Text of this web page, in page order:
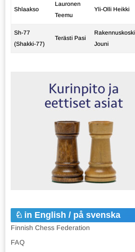
Shlaakso
Lauronen
Teemu
Yli-Olli Heikki
Sh-77
(Shakki-77)
Terästi Pasi
Rakennuskoski
Jouni
in English / på svenska
Finnish Chess Federation
FAQ